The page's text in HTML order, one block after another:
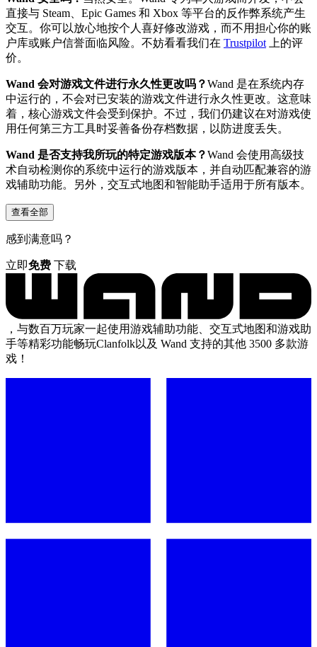
直接与 Steam、Epic Games 和 Xbox 等平台的反作弊系统产生
交互。你可以放心地按个人喜好修改游戏，而不用担心你的账
户库或账户信誉面临风险。不妨看看我们在 Trustpilot 上的评
价。
Wand 会对游戏文件进行永久性更改吗？Wand 是在系统内存
中运行的，不会对已安装的游戏文件进行永久性更改。这意味
着，核心游戏文件会受到保护。不过，我们仍建议在对游戏使
用任何第三方工具时妥善备份存档数据，以防进度丢失。
Wand 是否支持我所玩的特定游戏版本？Wand 会使用高级技
术自动检测你的系统中运行的游戏版本，并自动匹配兼容的游
戏辅助功能。另外，交互式地图和智能助手适用于所有版本。
查看全部
感到满意吗？
立即免费 下载
，与数百万玩家一起使用游戏辅助功能、交互式地图和游戏助
手等精彩功能畅玩Clanfolk以及 Wand 支持的其他 3500 多款游
戏！